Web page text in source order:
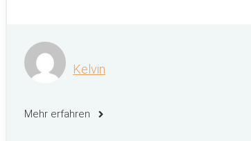
Kelvin
Mehr erfahren